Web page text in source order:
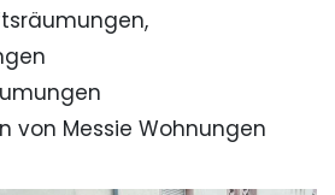
von Messie Wohnungen